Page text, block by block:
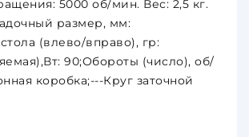
5000 об/мин. Вес: 2,5 кг.
размер, мм:
(влево/вправо), гр:
90;Обороты (число), об/
коробка;---Круг заточной